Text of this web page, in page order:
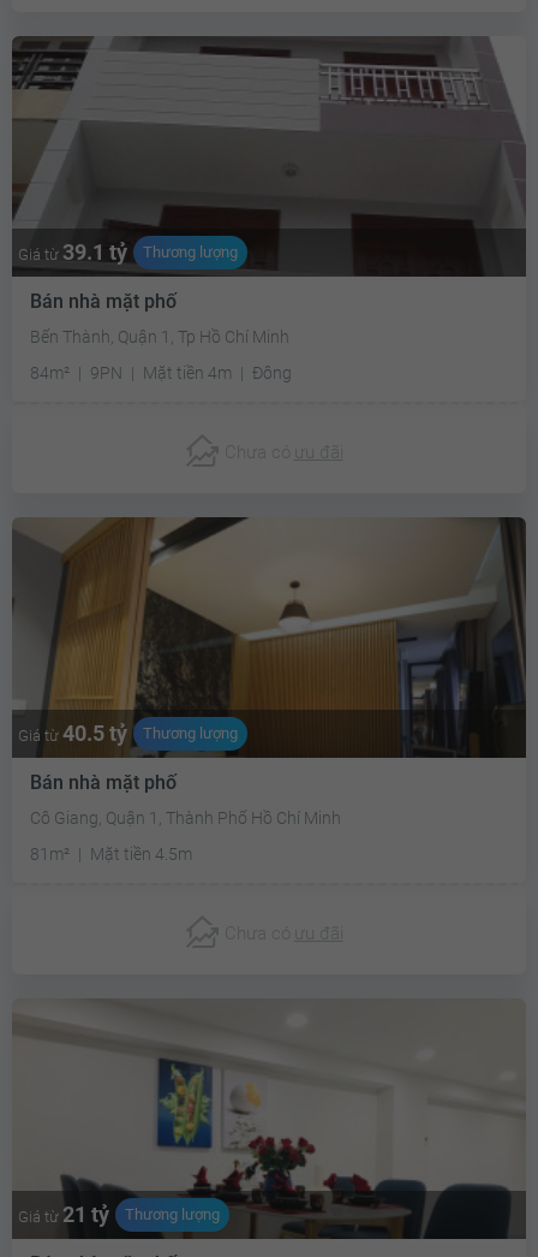
Giá từ 39.1 tỷ Thương lượng
Bán nhà mặt phố
Bến Thành, Quận 1, Tp Hồ Chí Minh
84m²
9PN Mặt tiền 4m Đông
Chưa có ưu đãi
Giá từ 40.5 tỷ Thương lượng
Bán nhà mặt phố
Cô Giang, Quận 1, Thành Phố Hồ Chí Minh
81m²
Mặt tiền 4.5m
Chưa có ưu đãi
Giá từ 21 tỷ Thương lượng